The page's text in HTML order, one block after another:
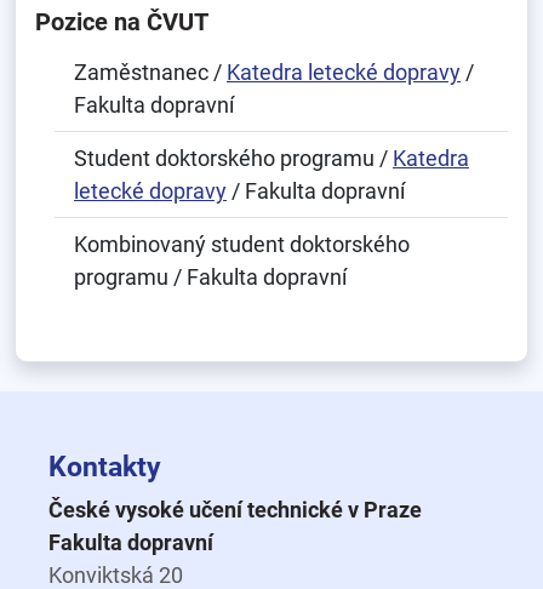
Pozice na ČVUT
Zaměstnanec / Katedra letecké dopravy /
Fakulta dopravní
Student doktorského programu / Katedra
letecké dopravy / Fakulta dopravní
Kombinovaný student doktorského
programu / Fakulta dopravní
Kontakty
České vysoké učení technické v Praze
Fakulta dopravní
Konviktská 20